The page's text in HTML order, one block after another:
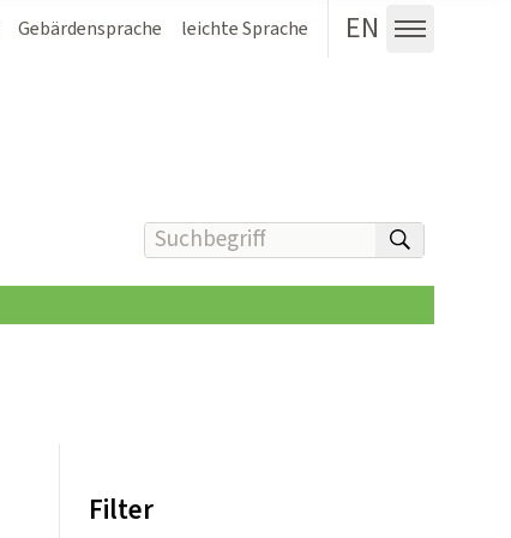
Gebärdensprache leichte Sprache EN
Menü
Suchbegriff(e) eingeben
Filter